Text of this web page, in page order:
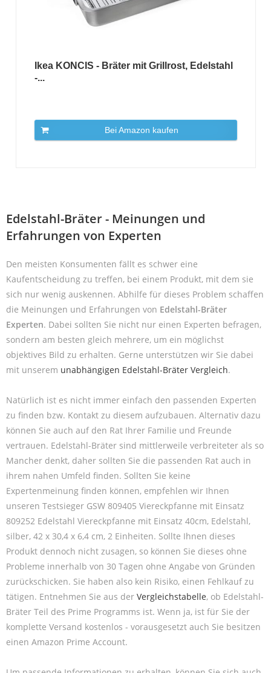
Ikea KONCIS - Bräter mit Grillrost, Edelstahl
-...
Bei Amazon kaufen
Edelstahl-Bräter - Meinungen und
Erfahrungen von Experten
Den meisten Konsumenten fällt es schwer eine
Kaufentscheidung zu treffen, bei einem Produkt, mit dem sie
sich nur wenig auskennen. Abhilfe für dieses Problem schaffen
die Meinungen und Erfahrungen von Edelstahl-Bräter
Experten. Dabei sollten Sie nicht nur einen Experten befragen,
sondern am besten gleich mehrere, um ein möglichst
objektives Bild zu erhalten. Gerne unterstützen wir Sie dabei
mit unserem unabhängigen Edelstahl-Bräter Vergleich.
Natürlich ist es nicht immer einfach den passenden Experten
zu finden bzw. Kontakt zu diesem aufzubauen. Alternativ dazu
können Sie auch auf den Rat Ihrer Familie und Freunde
vertrauen. Edelstahl-Bräter sind mittlerweile verbreiteter als so
Mancher denkt, daher sollten Sie die passenden Rat auch in
ihrem nahen Umfeld finden. Sollten Sie keine
Expertenmeinung finden können, empfehlen wir Ihnen
unseren Testsieger GSW 809405 Viereckpfanne mit Einsatz
809252 Edelstahl Viereckpfanne mit Einsatz 40cm, Edelstahl,
silber, 42 x 30,4 x 6,4 cm, 2 Einheiten. Sollte Ihnen dieses
Produkt dennoch nicht zusagen, so können Sie dieses ohne
Probleme innerhalb von 30 Tagen ohne Angabe von Gründen
zurückschicken. Sie haben also kein Risiko, einen Fehlkauf zu
tätigen. Entnehmen Sie aus der Vergleichstabelle, ob Edelstahl-
Bräter Teil des Prime Programms ist. Wenn ja, ist für Sie der
komplette Versand kostenlos - vorausgesetzt auch Sie besitzen
einen Amazon Prime Account.